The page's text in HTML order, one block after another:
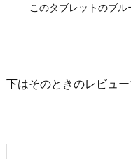
このタブレットのブル
下はそのときのレビュー